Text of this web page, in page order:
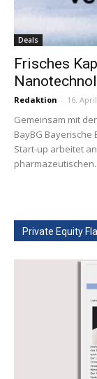
Deals
Frisches
Redaktion - 16.
Gemeinsam mit
BayBG
Start-up arbeitet
Private Equity